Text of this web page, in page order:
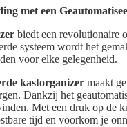
met een
biedt een revolutionaire
systeem wordt het
voor elke gelegenheid.
kastorganizer maakt
Dankzij het
Met een druk op de
tijd en voorkom je